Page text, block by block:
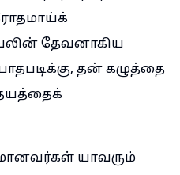
தேவனாகிய
தன் கழுத்தை
யாவரும்